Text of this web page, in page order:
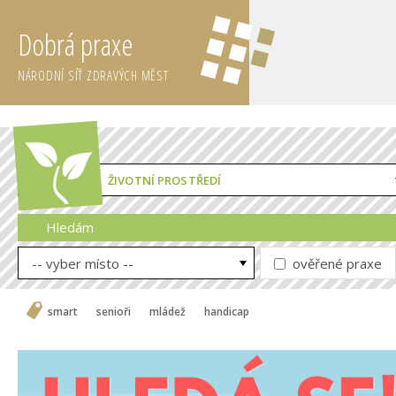
Dobrá praxe
NÁRODNÍ SÍŤ ZDRAVÝCH MĚST
ŽIVOTNÍ PROSTŘEDÍ
Hledám
-- vyber místo -- ověřené praxe
smart senioři mládež handicap